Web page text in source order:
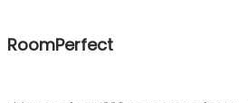
RoomPerfect